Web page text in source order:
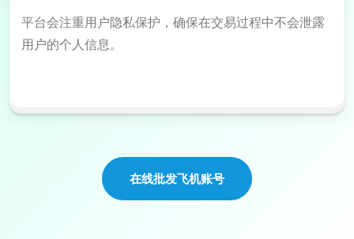
平台会注重用户隐私保护，确保在交易过程中不会泄露
用户的个人信息。
在线批发飞机账号